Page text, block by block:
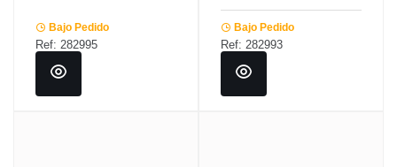
Bajo Pedido
Ref: 282995
Bajo Pedido
Ref: 282993